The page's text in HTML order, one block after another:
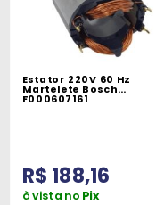
Ferramentas
Máquinas
Iluminação
Construção
Estator 220V 60 Hz
Martelete Bosch
F000607161
R$ 188,16
à vista no Pix